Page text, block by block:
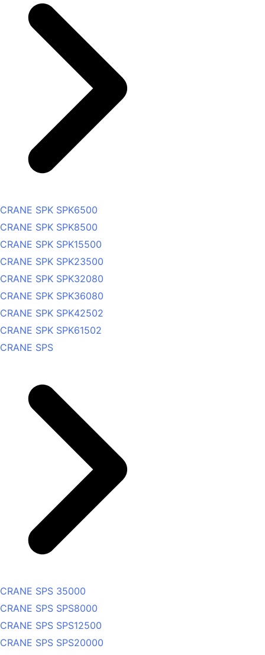
CRANE SPK SPK6500
CRANE SPK SPK8500
CRANE SPK SPK15500
CRANE SPK SPK23500
CRANE SPK SPK32080
CRANE SPK SPK36080
CRANE SPK SPK42502
CRANE SPK SPK61502
CRANE SPS
CRANE SPS 35000
CRANE SPS SPS8000
CRANE SPS SPS12500
CRANE SPS SPS20000